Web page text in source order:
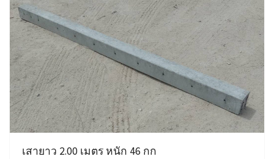
เสายาว 2.00 เมตร หนัก 46 กก